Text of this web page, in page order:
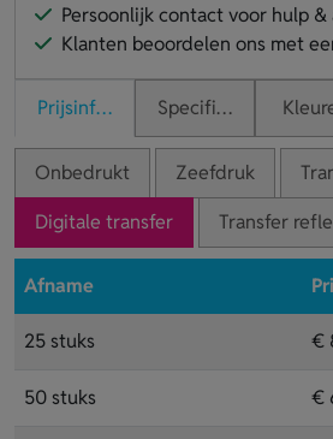
Persoonlijk contact voor hulp &
Klanten beoordelen ons met
PrijsinformatieSpecificaties
Onbedrukt Zeefdruk
Digitale transfer
Transfer
Afname
25 stuks €
50 stuks €